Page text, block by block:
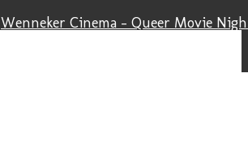
Wenneker Cinema - Queer Movie